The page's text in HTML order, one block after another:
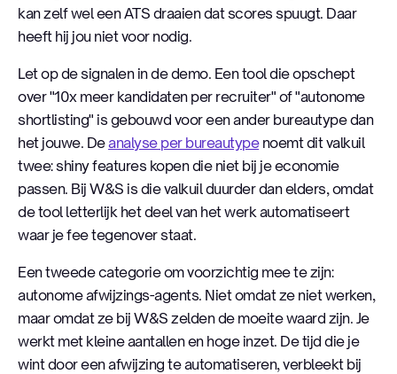
kan zelf wel een ATS draaien dat scores spuugt. Daar
heeft hij jou niet voor nodig.
Let op de signalen in de demo. Een tool die opschept
over "10x meer kandidaten per recruiter" of "autonome
shortlisting" is gebouwd voor een ander bureautype dan
het jouwe. Deanalyse per bureautypenoemt dit valkuil
twee: shiny features kopen die niet bij je economie
passen. Bij W&S is die valkuil duurder dan elders, omdat
de tool letterlijk het deel van het werk automatiseert
waar je fee tegenover staat.
Een tweede categorie om voorzichtig mee te zijn:
autonome afwijzings-agents. Niet omdat ze niet werken,
maar omdat ze bij W&S zelden de moeite waard zijn. Je
werkt met kleine aantallen en hoge inzet. De tijd die je
wint door een afwijzing te automatiseren, verbleekt bij